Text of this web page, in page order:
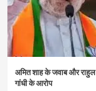
अमित शाह के जवाब और राहुल
गांधी के आरोप